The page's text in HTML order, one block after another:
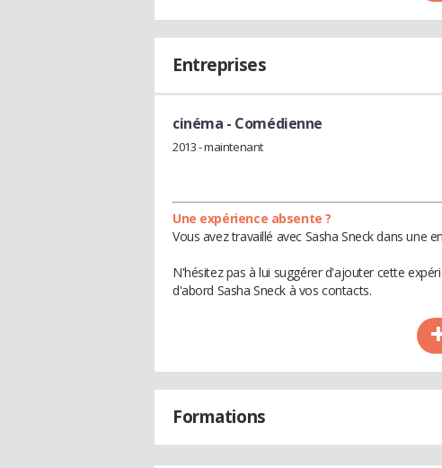
Entreprises
cinéma - Comédienne
2013 - maintenant
Une expérience absente ?
Vous avez travaillé avec Sasha Sneck dans une
N'hésitez pas à lui suggérer d'ajouter cette
d'abord Sasha Sneck à vos contacts.
Formations